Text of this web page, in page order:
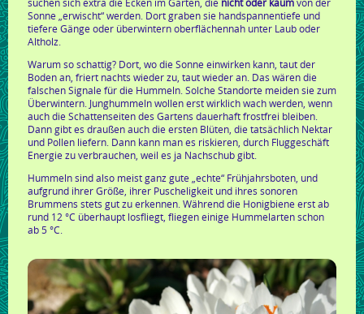
Sonne „erwischt“ werden. Dort graben sie handspannentiefe und
tiefere Gänge oder überwintern oberflächennah unter Laub oder
Altholz.
Warum so schattig? Dort, wo die Sonne einwirken kann, taut der
Boden an, friert nachts wieder zu, taut wieder an. Das wären die
falschen Signale für die Hummeln. Solche Standorte meiden sie zum
Überwintern. Junghummeln wollen erst wirklich wach werden, wenn
auch die Schattenseiten des Gartens dauerhaft frostfrei bleiben.
Dann gibt es draußen auch die ersten Blüten, die tatsächlich Nektar
und Pollen liefern. Dann kann man es riskieren, durch Fluggeschäft
Energie zu verbrauchen, weil es ja Nachschub gibt.
Hummeln sind also meist ganz gute „echte“ Frühjahrsboten, und
aufgrund ihrer Größe, ihrer Puscheligkeit und ihres sonoren
Brummens stets gut zu erkennen. Während die Honigbiene erst ab
rund 12 °C überhaupt losfliegt, fliegen einige Hummelarten schon
ab 5 °C.